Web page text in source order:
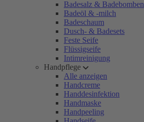
Badesalz & Badebomben
Badeöl & -milch
Badeschaum
Dusch- & Badesets
Feste Seife
Flüssigseife
Intimreinigung
Handpflege
Alle anzeigen
Handcreme
Handdesinfektion
Handmaske
Handpeeling